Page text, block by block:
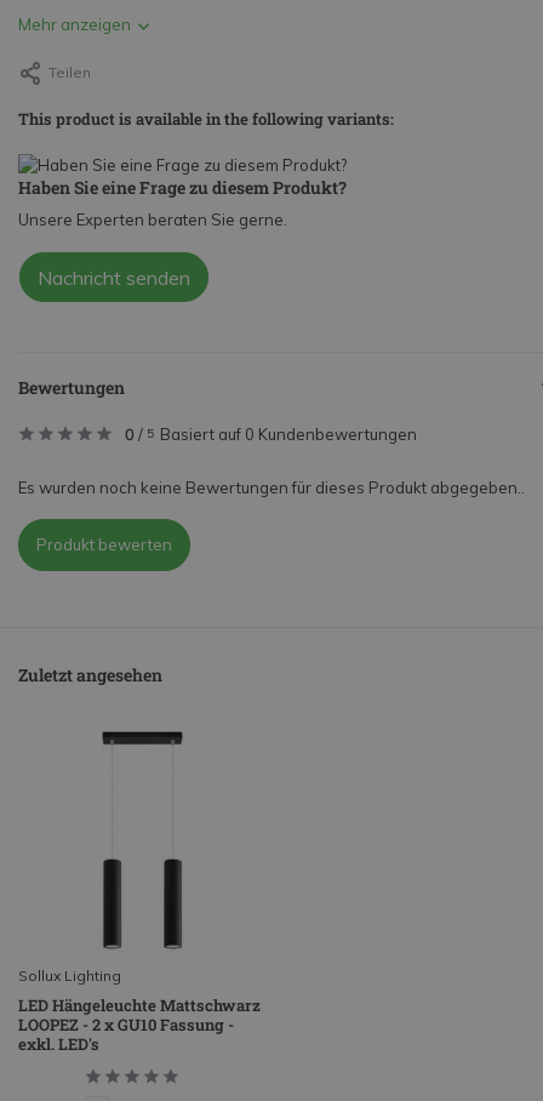
Mehr anzeigen
Teilen
This product is available in the following variants:
Haben Sie eine Frage zu diesem Produkt?
Unsere Experten beraten Sie gerne.
Nachricht senden
Bewertungen
0 / 5 Basiert auf 0 Kundenbewertungen
Es wurden noch keine Bewertungen für dieses Produkt abgegeben..
Produkt bewerten
Zuletzt angesehen
Sollux Lighting
LED Hängeleuchte Mattschwarz
LOOPEZ - 2 x GU10 Fassung -
exkl. LED's